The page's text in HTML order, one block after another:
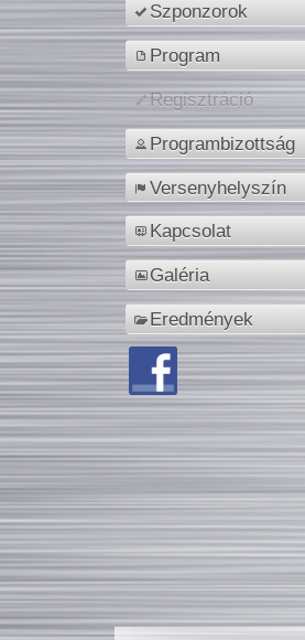
Szponzorok
Program
Regisztráció
Programbizottság
Versenyhelyszín
Kapcsolat
Galéria
Eredmények